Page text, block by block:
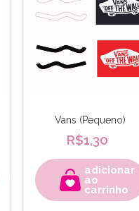
Vans (Pequeno)
R$1,30
adicionar
ao
carrinho